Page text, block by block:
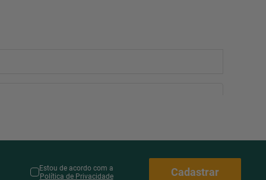
Estou de acordo com a
Política de Privacidade
Cadastrar